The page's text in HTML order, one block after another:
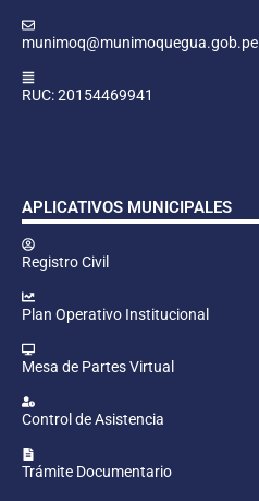
munimoq@munimoquegua.gob.pe
RUC: 20154469941
APLICATIVOS MUNICIPALES
Registro Civil
Plan Operativo Institucional
Mesa de Partes Virtual
Control de Asistencia
Trámite Documentario